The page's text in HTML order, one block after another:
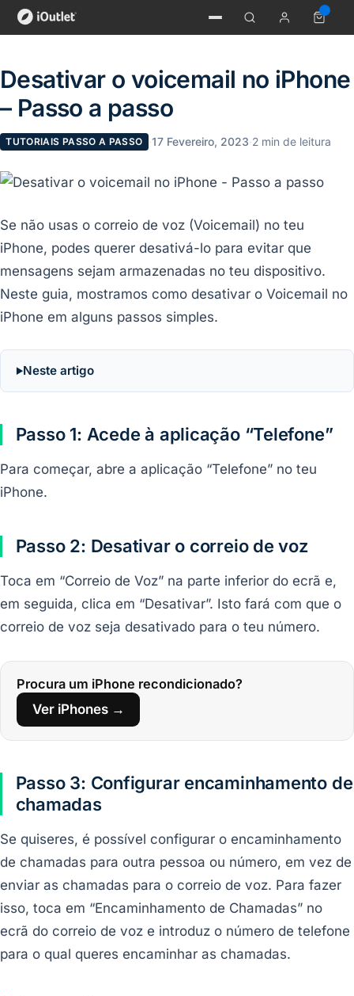
Desativar o voicemail no iPhone
– Passo a passo
TUTORIAIS PASSO A PASSO ·17 Fevereiro, 2023·2 min de leitura
Se não usas o correio de voz (Voicemail) no teu
iPhone, podes querer desativá-lo para evitar que
mensagens sejam armazenadas no teu dispositivo.
Neste guia, mostramos como desativar o Voicemail no
iPhone em alguns passos simples.
Neste artigo
Passo 1: Acede à aplicação “Telefone”
Para começar, abre a aplicação “Telefone” no teu
iPhone.
Passo 2: Desativar o correio de voz
Toca em “Correio de Voz” na parte inferior do ecrã e,
em seguida, clica em “Desativar”. Isto fará com que o
correio de voz seja desativado para o teu número.
Procura um iPhone recondicionado?
Ver iPhones →
Passo 3: Configurar encaminhamento de
chamadas
Se quiseres, é possível configurar o encaminhamento
de chamadas para outra pessoa ou número, em vez de
enviar as chamadas para o correio de voz. Para fazer
isso, toca em “Encaminhamento de Chamadas” no
ecrã do correio de voz e introduz o número de telefone
para o qual queres encaminhar as chamadas.